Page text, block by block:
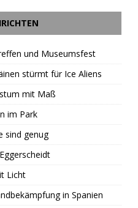
und Museumsfest
stürmt für Ice Aliens
mit Maß
im Park
sind genug
Licht
in Spanien